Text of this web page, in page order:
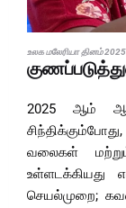
உலக மலேரியா தினம் 2025
2025 ஆம்
வலைகள்
உள்ளடக்கியது
செயல்முறை;